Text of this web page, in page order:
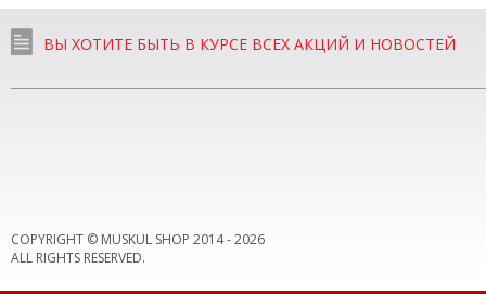
ВЫ ХОТИТЕ БЫТЬ В КУРСЕ ВСЕХ АКЦИЙ И НОВОСТЕЙ
COPYRIGHT © MUSKUL SHOP 2014 -2026
ALL RIGHTS RESERVED.